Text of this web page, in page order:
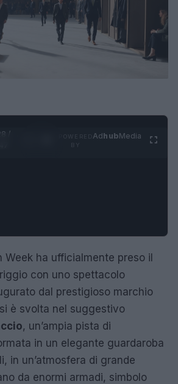
/
AdhubMedia
Week ha ufficialmente preso il
con uno spettacolo
dal prestigioso marchio
è svolta nel suggestivo
, un’ampia pista di
in un elegante guardaroba
in un’atmosfera di grande
da enormi armadi, simbolo